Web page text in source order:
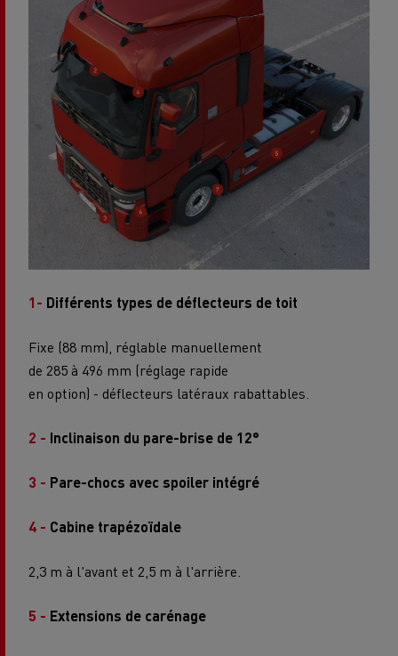
1- Différents types de déflecteurs de toit
Fixe (88 mm), réglable manuellement
de 285 à 496 mm (réglage rapide
en option) - déflecteurs latéraux rabattables.
2 - Inclinaison du pare-brise de 12°
3 - Pare-chocs avec spoiler intégré
4 - Cabine trapézoïdale
2,3 m à l'avant et 2,5 m à l'arrière.
5 - Extensions de carénage